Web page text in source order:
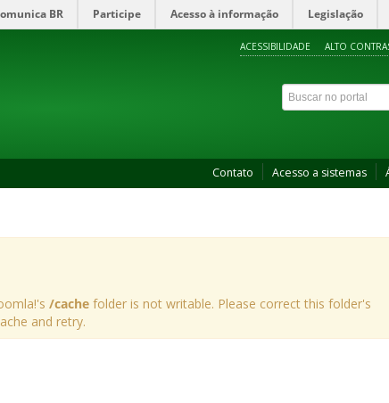
BR Participe Acesso à informação Legislação
ACESSIBILIDADE ALTO
Contato Acesso a sistemas
/cache folder is not writable. Please correct this folder's
and retry.